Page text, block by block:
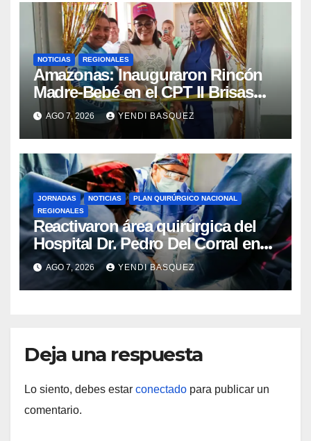
NOTICIAS REGIONALES
​Amazonas: Inauguraron Rincón
Madre-Bebé en el CPT II Brisas
del Aeropuerto ​Inauguraron
Rincón
AGO 7, 2026 YENDI BASQUEZ
JORNADAS NOTICIAS
PLAN QUIRÚRGICO NACIONAL
REGIONALES
Reactivaron área quirúrgica del
Hospital Dr. Pedro Del Corral en
Guárico
AGO 7, 2026 YENDI BASQUEZ
Deja una respuesta
Lo siento, debes estar conectado para publicar un
comentario.